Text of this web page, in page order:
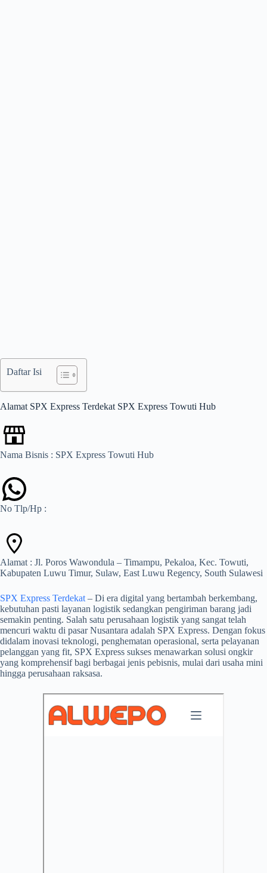
Daftar Isi
Alamat SPX Express Terdekat SPX Express Towuti Hub
Nama Bisnis : SPX Express Towuti Hub
No Tlp/Hp :
Alamat : Jl. Poros Wawondula – Timampu, Pekaloa, Kec. Towuti,
Kabupaten Luwu Timur, Sulaw, East Luwu Regency, South Sulawesi
SPX Express Terdekat – Di era digital yang bertambah berkembang,
kebutuhan pasti layanan logistik sedangkan pengiriman barang jadi
semakin penting. Salah satu perusahaan logistik yang sangat telah
mencuri waktu di pasar Nusantara adalah SPX Express. Dengan fokus
didalam inovasi teknologi, penghematan operasional, serta pelayanan
pelanggan yang fit, SPX Express sukses menawarkan solusi ongkir
yang komprehensif bagi berbagai jenis pebisnis, mulai dari usaha mini
hingga perusahaan raksasa.